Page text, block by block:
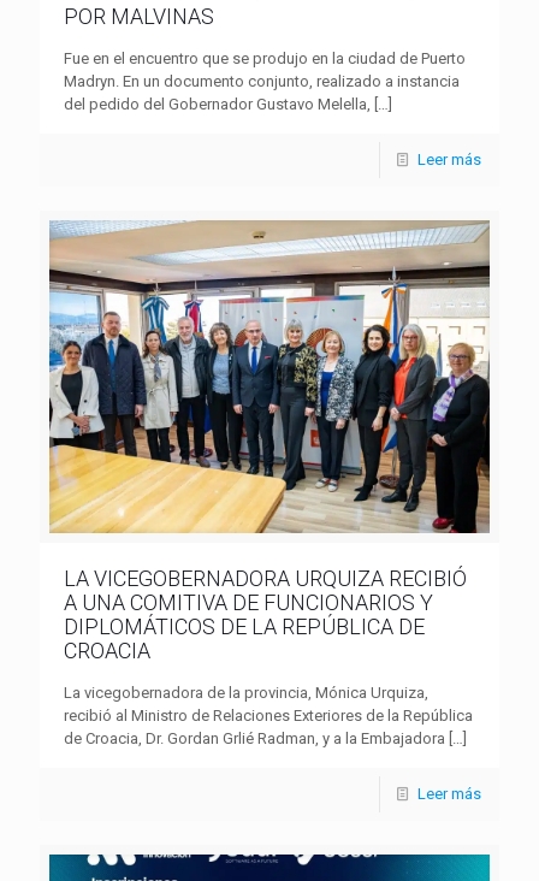
POR MALVINAS
Fue en el encuentro que se produjo en la ciudad de Puerto
Madryn. En un documento conjunto, realizado a instancia
del pedido del Gobernador Gustavo Melella, […]
Leer más
LA VICEGOBERNADORA URQUIZA RECIBIÓ
A UNA COMITIVA DE FUNCIONARIOS Y
DIPLOMÁTICOS DE LA REPÚBLICA DE
CROACIA
La vicegobernadora de la provincia, Mónica Urquiza,
recibió al Ministro de Relaciones Exteriores de la República
de Croacia, Dr. Gordan Grlié Radman, y a la Embajadora
Leer más